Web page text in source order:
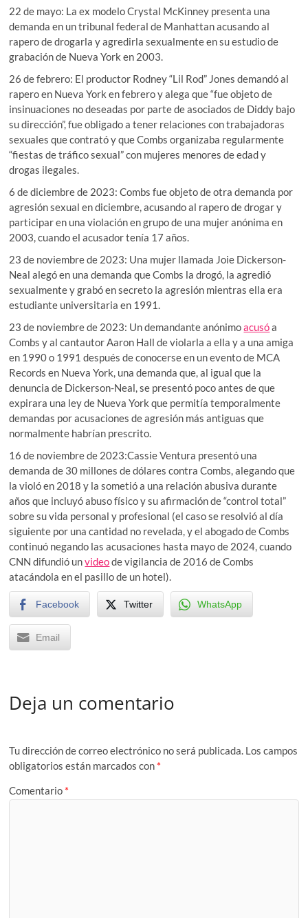
22 de mayo: La ex modelo Crystal McKinney presenta una
demanda en un tribunal federal de Manhattan acusando al
rapero de drogarla y agredirla sexualmente en su estudio de
grabación de Nueva York en 2003.
26 de febrero: El productor Rodney “Lil Rod” Jones demandó al
rapero en Nueva York en febrero y alega que “fue objeto de
insinuaciones no deseadas por parte de asociados de Diddy bajo
su dirección”, fue obligado a tener relaciones con trabajadoras
sexuales que contrató y que Combs organizaba regularmente
“fiestas de tráfico sexual” con mujeres menores de edad y
drogas ilegales.
6 de diciembre de 2023: Combs fue objeto de otra demanda por
agresión sexual en diciembre, acusando al rapero de drogar y
participar en una violación en grupo de una mujer anónima en
2003, cuando el acusador tenía 17 años.
23 de noviembre de 2023: Una mujer llamada Joie Dickerson-
Neal alegó en una demanda que Combs la drogó, la agredió
sexualmente y grabó en secreto la agresión mientras ella era
estudiante universitaria en 1991.
23 de noviembre de 2023: Un demandante anónimoacusóa
Combs y al cantautor Aaron Hall de violarla a ella y a una amiga
en 1990 o 1991 después de conocerse en un evento de MCA
Records en Nueva York, una demanda que, al igual que la
denuncia de Dickerson-Neal, se presentó poco antes de que
expirara una ley de Nueva York que permitía temporalmente
demandas por acusaciones de agresión más antiguas que
normalmente habrían prescrito.
16 de noviembre de 2023:Cassie Ventura presentó una
demanda de 30 millones de dólares contra Combs, alegando que
la violó en 2018 y la sometió a una relación abusiva durante
años que incluyó abuso físico y su afirmación de “control total”
sobre su vida personal y profesional (el caso se resolvió al día
siguiente por una cantidad no revelada, y el abogado de Combs
continuó negando las acusaciones hasta mayo de 2024, cuando
CNN difundió unvideode vigilancia de 2016 de Combs
atacándola en el pasillo de un hotel).
Facebook Twitter WhatsApp
Email
Deja un comentario
Tu dirección de correo electrónico no será publicada. Los campos
obligatorios están marcados con *
Comentario *